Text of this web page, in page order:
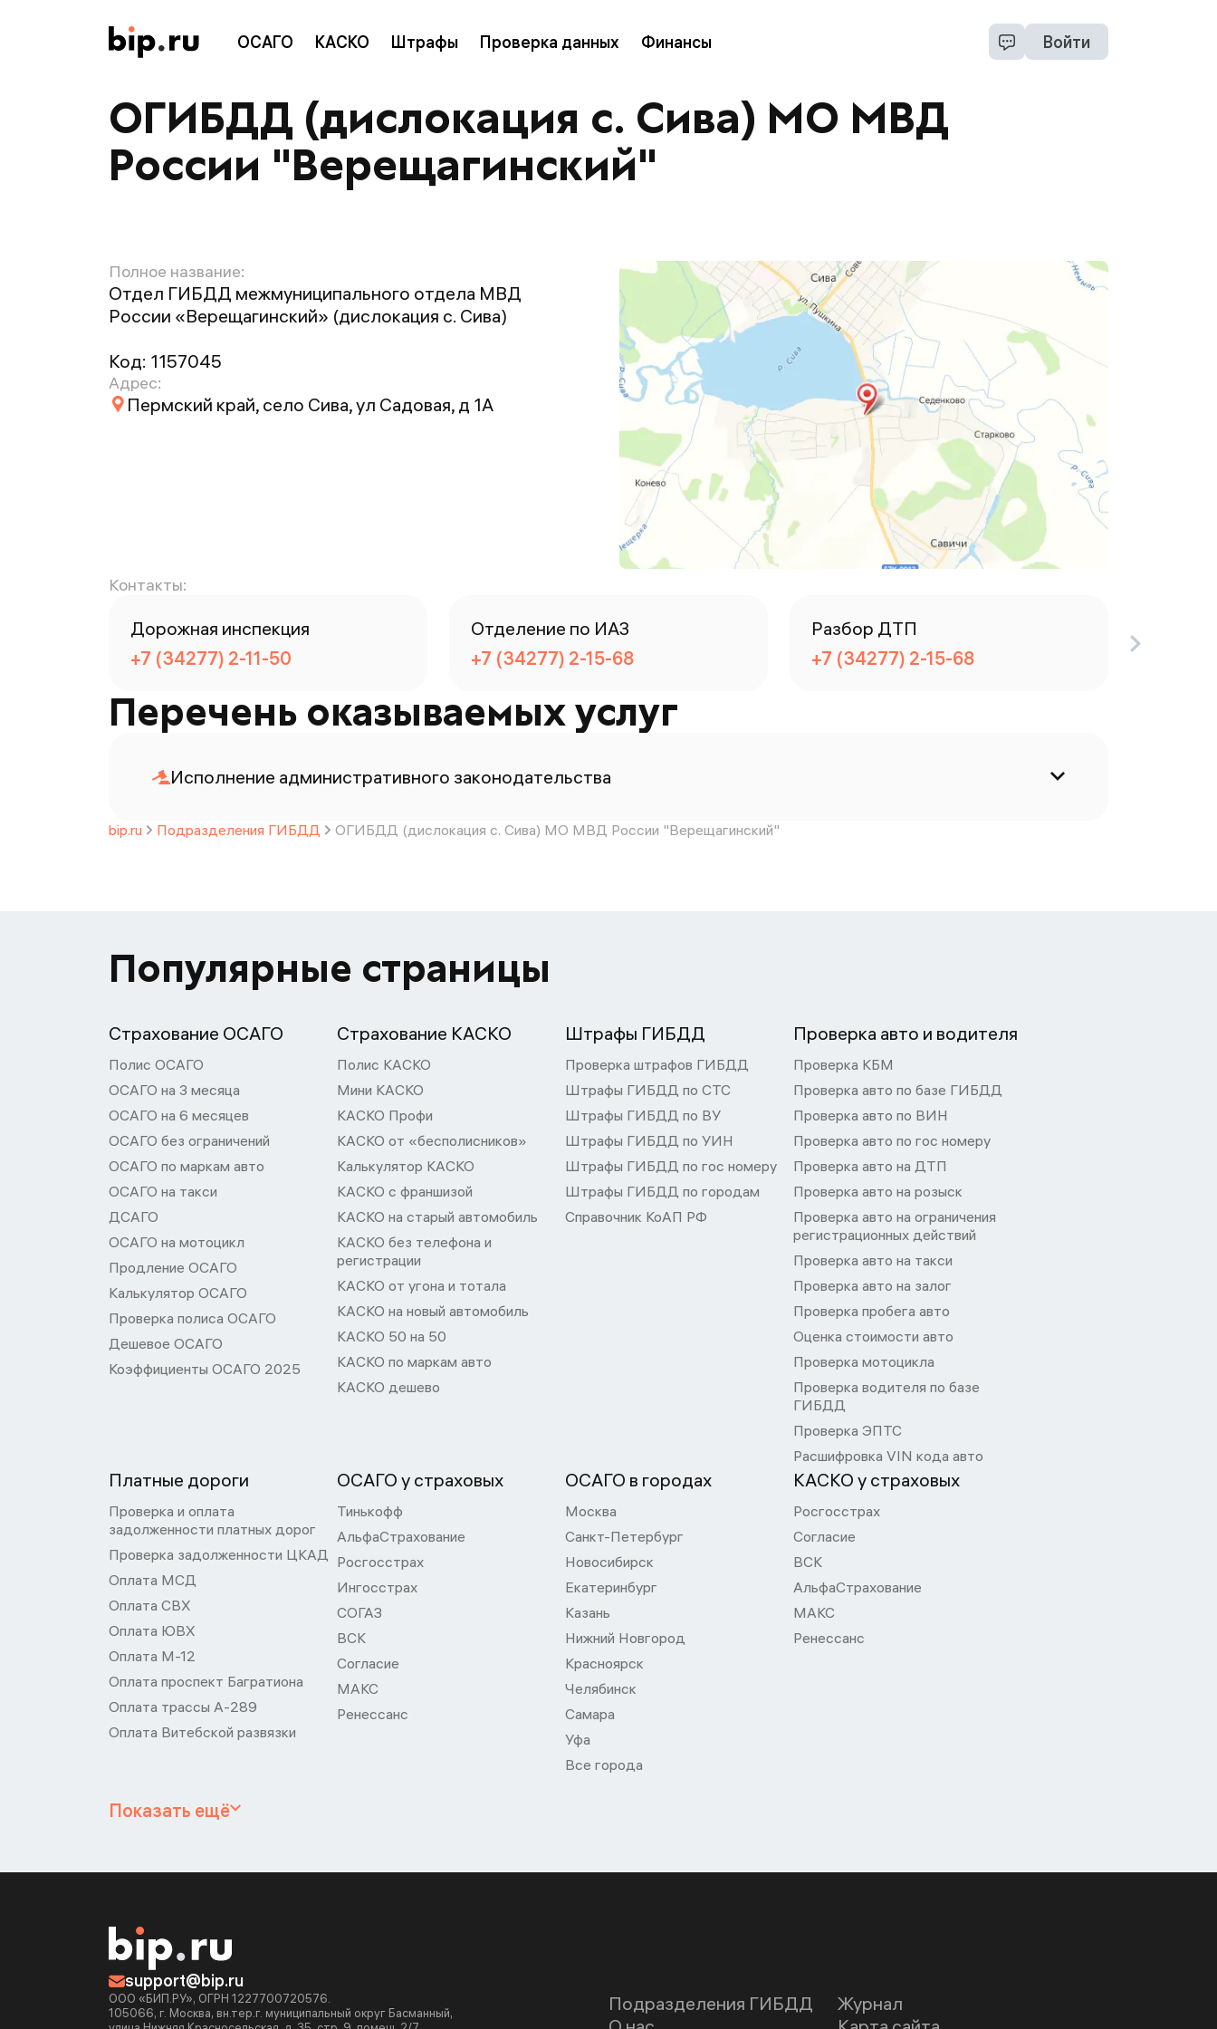
ОСАГО КАСКО Штрафы Проверка данных Финансы Войти
ОГИБДД (дислокация с. Сива) МО МВД
России "Верещагинский"
Полное название:
Отдел ГИБДД межмуниципального отдела МВД
России «Верещагинский» (дислокация с. Сива)
Код: 1157045
Адрес:
Пермский край, село Сива, ул Садовая, д 1А
Контакты:
Дорожная инспекция
+7 (34277) 2-11-50
Отделение по ИАЗ
+7 (34277) 2-15-68
Разбор ДТП
+7 (34277) 2-15-68
Перечень оказываемых услуг
Исполнение административного законодательства
bip.ru Подразделения ГИБДД ОГИБДД (дислокация с. Сива) МО МВД России "Верещагинский"
Популярные страницы
Страхование ОСАГО
Полис ОСАГО
ОСАГО на 3 месяца
ОСАГО на 6 месяцев
ОСАГО без ограничений
ОСАГО по маркам авто
ОСАГО на такси
ДСАГО
ОСАГО на мотоцикл
Продление ОСАГО
Калькулятор ОСАГО
Проверка полиса ОСАГО
Дешевое ОСАГО
Коэффициенты ОСАГО 2025
Страхование КАСКО
Полис КАСКО
Мини КАСКО
КАСКО Профи
КАСКО от «бесполисников»
Калькулятор КАСКО
КАСКО с франшизой
КАСКО на старый автомобиль
КАСКО без телефона и
регистрации
КАСКО от угона и тотала
КАСКО на новый автомобиль
КАСКО 50 на 50
КАСКО по маркам авто
КАСКО дешево
Штрафы ГИБДД
Проверка штрафов ГИБДД
Штрафы ГИБДД по СТС
Штрафы ГИБДД по ВУ
Штрафы ГИБДД по УИН
Штрафы ГИБДД по гос номеру
Штрафы ГИБДД по городам
Справочник КоАП РФ
Проверка авто и водителя
Проверка КБМ
Проверка авто по базе ГИБДД
Проверка авто по ВИН
Проверка авто по гос номеру
Проверка авто на ДТП
Проверка авто на розыск
Проверка авто на ограничения
регистрационных действий
Проверка авто на такси
Проверка авто на залог
Проверка пробега авто
Оценка стоимости авто
Проверка мотоцикла
Проверка водителя по базе
ГИБДД
Проверка ЭПТС
Расшифровка VIN кода авто
Платные дороги
Проверка и оплата
задолженности платных дорог
Проверка задолженности ЦКАД
Оплата МСД
Оплата СВХ
Оплата ЮВХ
Оплата М-12
Оплата проспект Багратиона
Оплата трассы А-289
Оплата Витебской развязки
ОСАГО у страховых
Тинькофф
АльфаСтрахование
Росгосстрах
Ингосстрах
СОГАЗ
ВСК
Согласие
МАКС
Ренессанс
ОСАГО в городах
Москва
Санкт-Петербург
Новосибирск
Екатеринбург
Казань
Нижний Новгород
Красноярск
Челябинск
Самара
Уфа
Все города
КАСКО у страховых
Росгосстрах
Согласие
ВСК
АльфаСтрахование
МАКС
Ренессанс
Показать ещё
support@bip.ru
ООО «БИП.РУ», ОГРН 1227700720576.
105066, г. Москва, вн.тер.г. муниципальный округ Басманный,
Подразделения ГИБДД
Журнал